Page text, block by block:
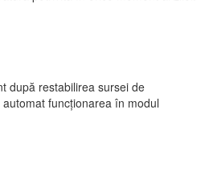
după restabilirea sursei de
funcționarea în modul